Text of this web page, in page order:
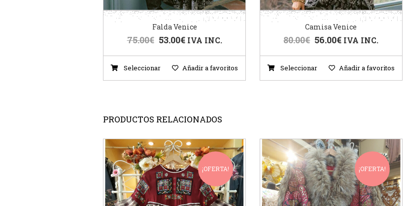
Falda Venice
75.00€ 53.00€ IVA INC.
Seleccionar Añadir a favoritos
Camisa Venice
80.00€ 56.00€ IVA INC.
Seleccionar Añadir a favoritos
PRODUCTOS RELACIONADOS
¡OFERTA! ¡OFERTA!